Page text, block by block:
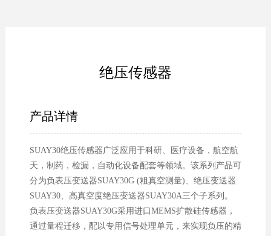
绝压传感器
产品详情
SUAY30绝压传感器广泛应用于科研、医疗设备，航空航
天，制药，检漏，自动化设备配套等领域。该系列产品可
分为负表压变送器SUAY30G (粗真空测量)、绝压变送器
SUAY30、高真空度绝压变送器SUAY30A三个子系列。
负表压变送器SUAY30G采用进口MEMS扩散硅传感器，
通过量程迁移，配以专用信号处理单元，来实现负压的精